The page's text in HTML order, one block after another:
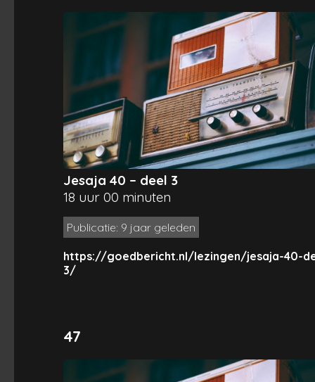
Jesaja 40 – deel 3
18 uur 00 minuten
Publicatie: 9 jaar geleden
https://goedbericht.nl/lezingen/jesaja-40-
3/
47